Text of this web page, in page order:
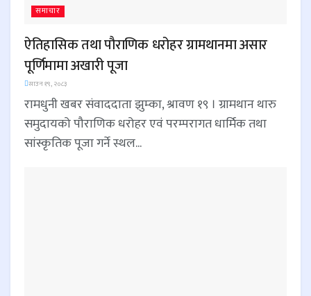
समाचार
ऐतिहासिक तथा पौराणिक धरोहर ग्रामथानमा असार
पूर्णिमामा अखारी पूजा
साउन १९, २०८३
रामधुनी खबर संवाददाता झुम्का, श्रावण १९ । ग्रामथान थारु
समुदायको पौराणिक धरोहर एवं परम्परागत धार्मिक तथा
सांस्कृतिक पूजा गर्ने स्थल...